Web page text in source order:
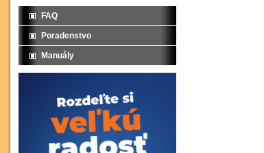
FAQ
Poradenstvo
Manuály